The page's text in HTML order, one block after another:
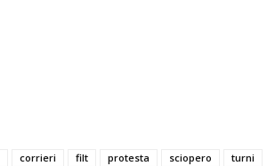
corrieri filt protesta sciopero turni